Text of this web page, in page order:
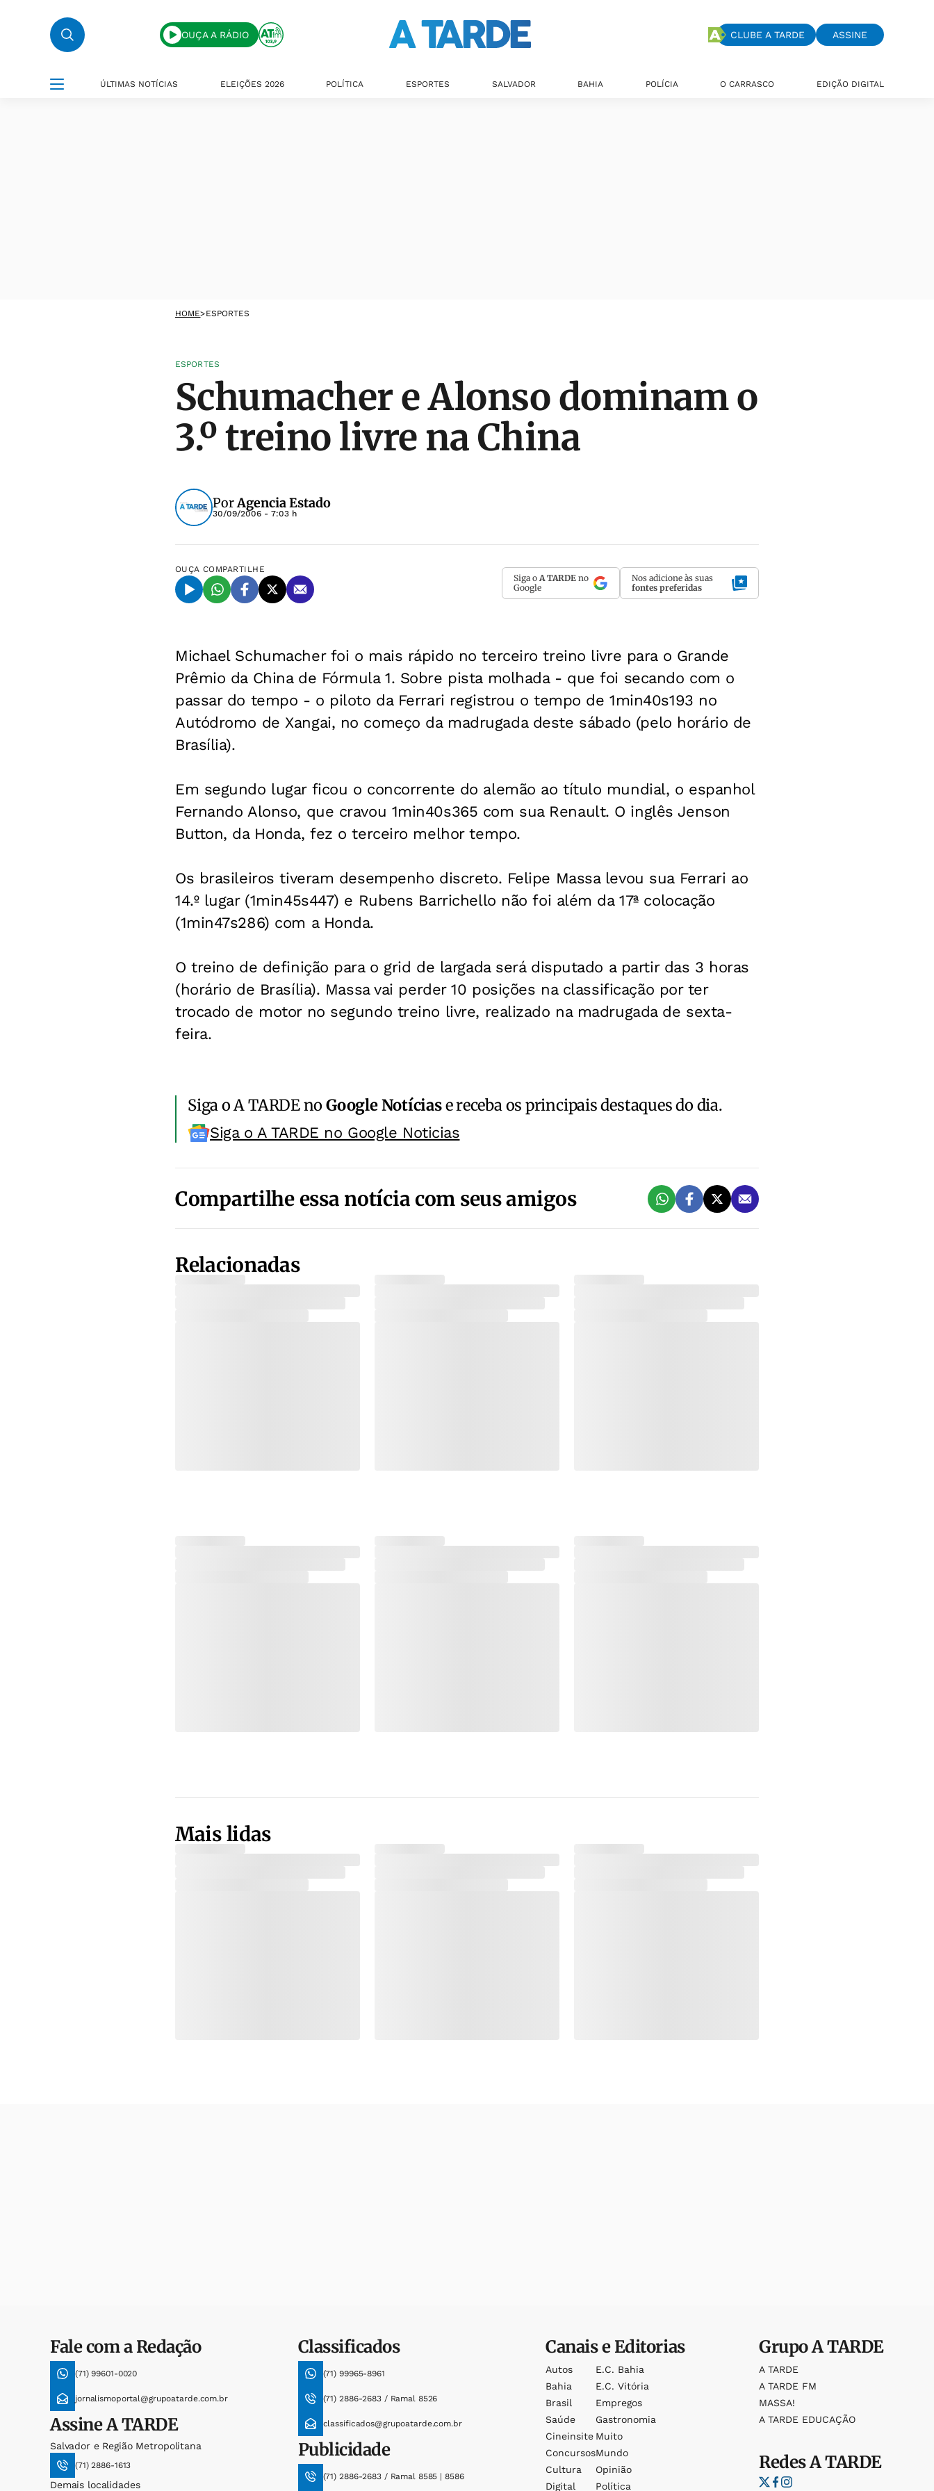
OUÇA A RÁDIO CLUBE A TARDE ASSINE
ÚLTIMAS NOTÍCIAS ELEIÇÕES 2026 POLÍTICA ESPORTES SALVADOR BAHIA POLÍCIA O CARRASCO EDIÇÃO DIGITAL
HOME>ESPORTES
ESPORTES
Schumacher e Alonso dominam o
3.º treino livre na China
PorAgencia Estado
30/09/2006 - 7:03 h
OUÇA COMPARTILHE
Siga o A TARDE no
Google
Nos adicione às suas
fontes preferidas
Michael Schumacher foi o mais rápido no terceiro treino livre para o Grande
Prêmio da China de Fórmula 1. Sobre pista molhada - que foi secando com o
passar do tempo - o piloto da Ferrari registrou o tempo de 1min40s193 no
Autódromo de Xangai, no começo da madrugada deste sábado (pelo horário de
Brasília).
Em segundo lugar ficou o concorrente do alemão ao título mundial, o espanhol
Fernando Alonso, que cravou 1min40s365 com sua Renault. O inglês Jenson
Button, da Honda, fez o terceiro melhor tempo.
Os brasileiros tiveram desempenho discreto. Felipe Massa levou sua Ferrari ao
14.º lugar (1min45s447) e Rubens Barrichello não foi além da 17ª colocação
(1min47s286) com a Honda.
O treino de definição para o grid de largada será disputado a partir das 3 horas
(horário de Brasília). Massa vai perder 10 posições na classificação por ter
trocado de motor no segundo treino livre, realizado na madrugada de sexta-
feira.
Siga o A TARDE noGoogle Notíciase receba os principais destaques do dia.
Siga o A TARDE no Google Noticias
Compartilhe essa notícia com seus amigos
Relacionadas
Mais lidas
Fale com a Redação
(71) 99601-0020
jornalismoportal@grupoatarde.com.br
AssineA TARDE
Salvador e Região Metropolitana
(71) 2886-1613
Demais localidades
Classificados
(71) 99965-8961
(71) 2886-2683 / Ramal 8526
classificados@grupoatarde.com.br
Publicidade
(71) 2886-2683 / Ramal 8585 | 8586
Canais e Editorias
Autos
Bahia
Brasil
Saúde
Cineinsite
Concursos
Cultura
Digital
E.c. Bahia
E.c. Vitória
Empregos
Gastronomia
Muito
Mundo
Opinião
Política
GrupoA TARDE
A TARDE
A TARDE FM
MASSA!
A TARDE EDUCAÇÃO
RedesA TARDE